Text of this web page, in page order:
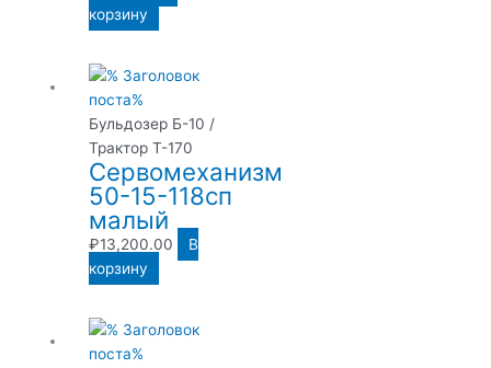
корзину
Бульдозер Б-10 /
Трактор Т-170
Сервомеханизм
50-15-118сп
малый
₽13,200.00
В
корзину